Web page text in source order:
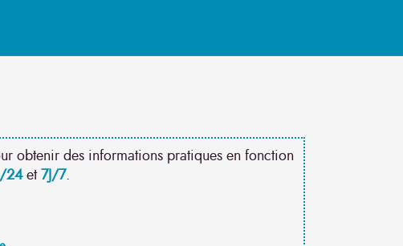
obtenir des informations pratiques en fonction
24et7J/7.